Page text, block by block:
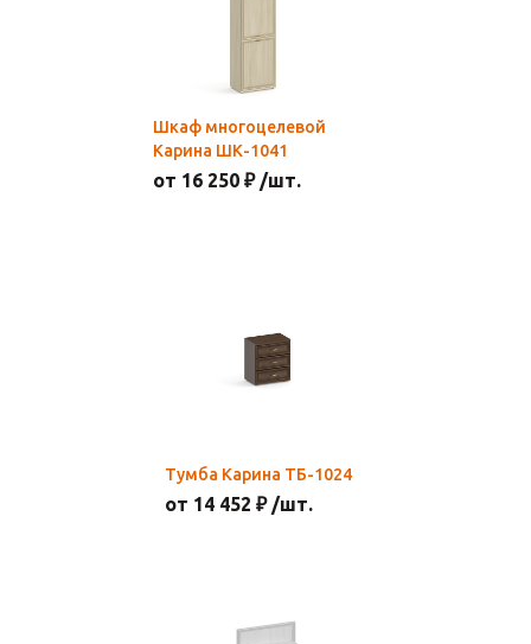
Шкаф многоцелевой
Карина ШК-1041
от 16 250 ₽ /шт.
Тумба Карина ТБ-1024
от 14 452 ₽ /шт.